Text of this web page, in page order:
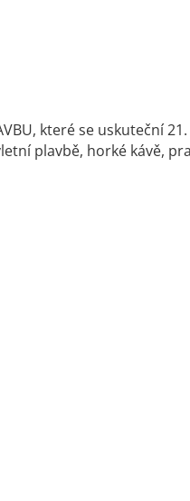
které se uskuteční
plavbě, horké kávě,